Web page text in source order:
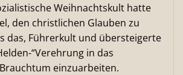
Weihnachtskult hatte
den christlichen Glauben zu
das, Führerkult und übersteigerte
“Verehrung in das
einzuarbeiten.